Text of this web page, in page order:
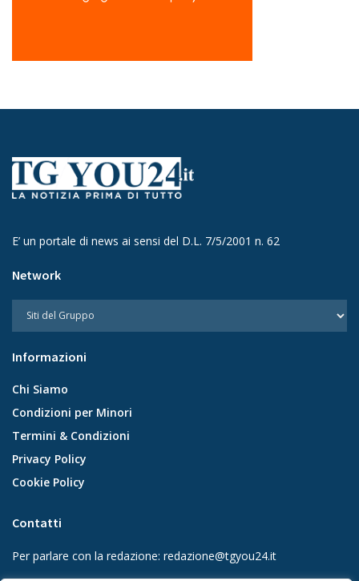
E’ un portale di news ai sensi del D.L. 7/5/2001 n. 62
Network
Informazioni
Chi Siamo
Condizioni per Minori
Termini & Condizioni
Privacy Policy
Cookie Policy
Contatti
Per parlare con la redazione: redazione@tgyou24.it